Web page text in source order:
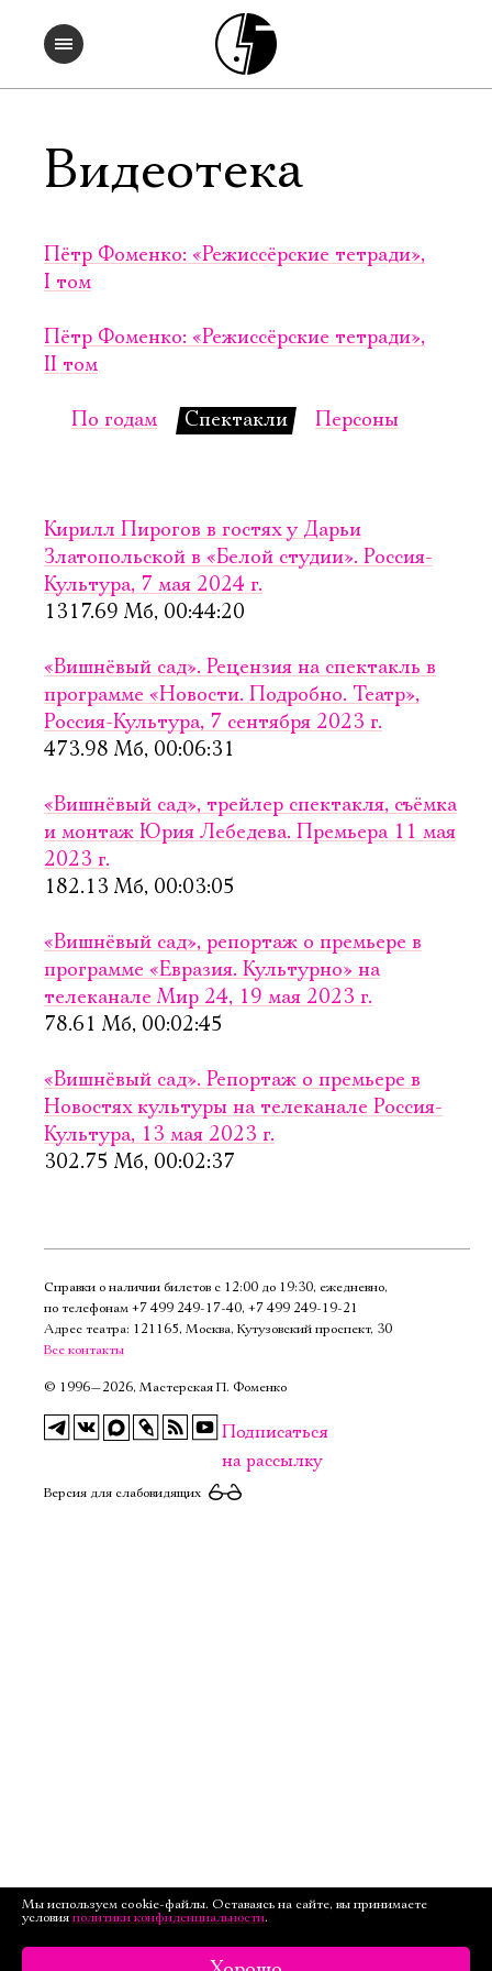
Видеотека
Пётр Фоменко: «Режиссёрские тетради»,
I том
Пётр Фоменко: «Режиссёрские тетради»,
II том
По годам Спектакли Персоны
Кирилл Пирогов в гостях у Дарьи
Златопольской в «Белой студии». Россия-
Культура, 7 мая 2024 г.
1317.69 Мб, 00:44:20
«Вишнёвый сад». Рецензия на спектакль в
программе «Новости. Подробно. Театр»,
Россия-Культура, 7 сентября 2023 г.
473.98 Мб, 00:06:31
«Вишнёвый сад», трейлер спектакля, съёмка
и монтаж Юрия Лебедева. Премьера 11 мая
2023 г.
182.13 Мб, 00:03:05
«Вишнёвый сад», репортаж о премьере в
программе «Евразия. Культурно» на
телеканале Мир 24, 19 мая 2023 г.
78.61 Мб, 00:02:45
«Вишнёвый сад». Репортаж о премьере в
Новостях культуры на телеканале Россия-
Культура, 13 мая 2023 г.
302.75 Мб, 00:02:37
Справки о наличии билетов с 12:00 до 19:30, ежедневно,
по телефонам +7 499 249‑17‑40, +7 499 249‑19‑21
Адрес театра: 121165, Москва, Кутузовский проспект, 30
Все контакты
© 1996—2026, Мастерская П. Фоменко
Подписаться
на рассылку
Версия для слабовидящих
Имя
Ознакомиться
Мы используем cookie-файлы. Оставаясь на сайте, вы принимаете
условия политики конфиденциальности.